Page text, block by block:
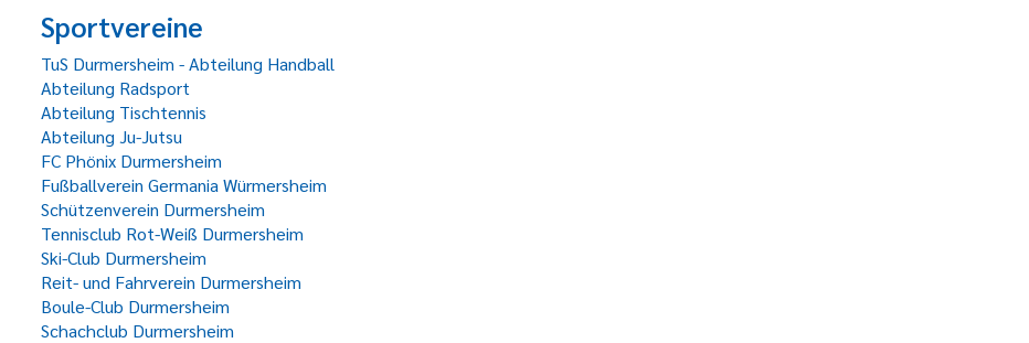
Sportvereine
TuS Durmersheim - Abteilung Handball
Abteilung Radsport
Abteilung Tischtennis
Abteilung Ju-Jutsu
FC Phönix Durmersheim
Fußballverein Germania Würmersheim
Schützenverein Durmersheim
Tennisclub Rot-Weiß Durmersheim
Ski-Club Durmersheim
Reit- und Fahrverein Durmersheim
Boule-Club Durmersheim
Schachclub Durmersheim